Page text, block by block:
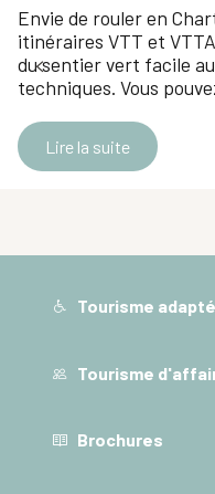
Envie de rouler en
itinéraires VTT et
du sentier vert facile
techniques. Vous
Lire la suite
Tourisme adapté
Tourisme
Brochures